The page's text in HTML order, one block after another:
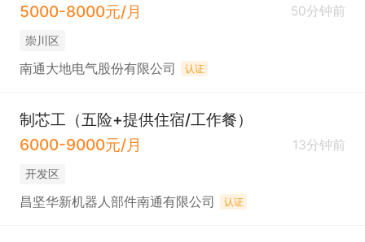
5000-8000元/月
50分钟前
崇川区
南通大地电气股份有限公司 认证
制芯工（五险+提供住宿/工作餐）
6000-9000元/月
13分钟前
开发区
昌坚华新机器人部件南通有限公司 认证